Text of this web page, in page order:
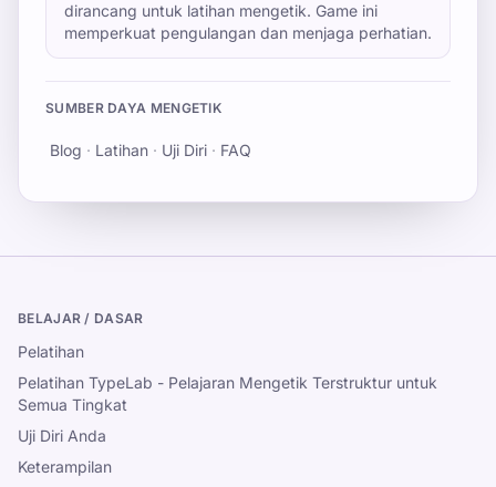
dirancang untuk latihan mengetik. Game ini
memperkuat pengulangan dan menjaga perhatian.
SUMBER DAYA MENGETIK
Blog · Latihan · Uji Diri · FAQ
BELAJAR / DASAR
Pelatihan
Pelatihan TypeLab - Pelajaran Mengetik Terstruktur untuk
Semua Tingkat
Uji Diri Anda
Keterampilan